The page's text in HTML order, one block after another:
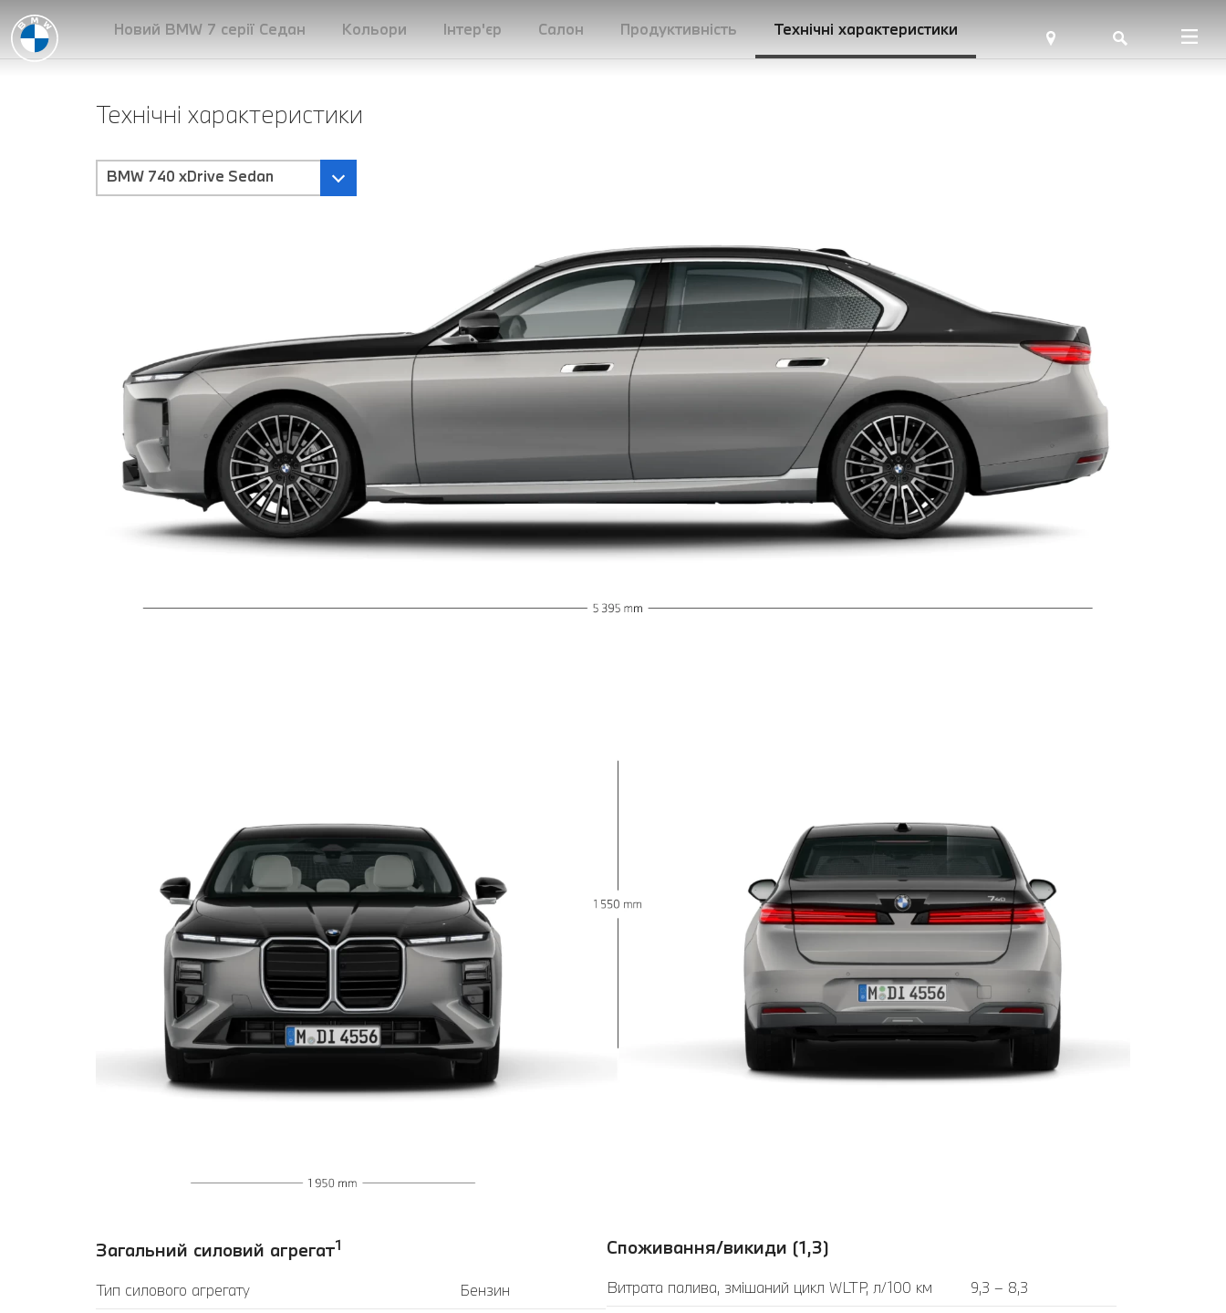
Новий BMW 7 серії Седан Кольори Інтер'єр Салон Продуктивність Технічні характеристики
Технічні характеристики
BMW 740 xDrive Sedan
Загальний силовий агрегат1
Тип силового агрегату
Бензин
Споживання/викиди (1,3)
Витрата палива, змішаний цикл WLTP, л/100 км
9,3 – 8,3